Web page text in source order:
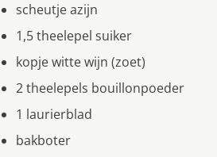
scheutje azijn
1,5 theelepel suiker
kopje witte wijn (zoet)
2 theelepels bouillonpoeder
1 laurierblad
bakboter